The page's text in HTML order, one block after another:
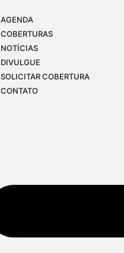
AGENDA
COBERTURAS
NOTÍCIAS
DIVULGUE
SOLICITAR COBERTURA
CONTATO